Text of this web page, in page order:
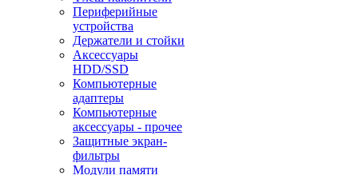
Периферийные
устройства
Держатели и стойки
Аксессуары
HDD/SSD
Компьютерные
адаптеры
Компьютерные
аксессуары - прочее
Защитные экран-
фильтры
Модули памяти